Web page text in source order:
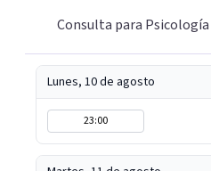
Consulta para Psicología
Lunes, 10 de agosto
23:00